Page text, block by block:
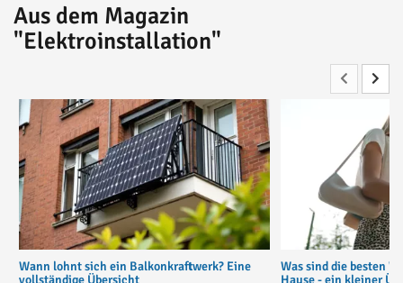
Aus dem Magazin
"Elektroinstallation"
Wann lohnt sich ein Balkonkraftwerk? Eine
vollständige Übersicht
Was sind die besten
Hause - ein kleiner